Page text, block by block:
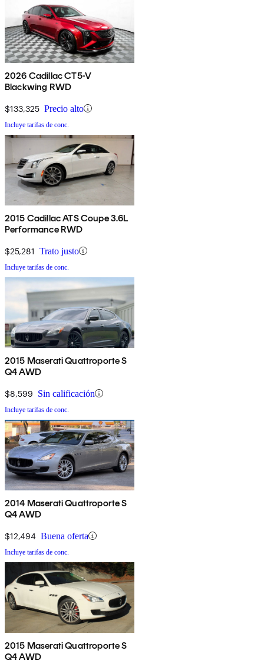
2026 Cadillac CT5-V
Blackwing RWD
$133,325 Precio alto
Incluye tarifas de conc.
2015 Cadillac ATS Coupe 3.6L
Performance RWD
$25,281 Trato justo
Incluye tarifas de conc.
2015 Maserati Quattroporte S
Q4 AWD
$8,599 Sin calificación
Incluye tarifas de conc.
2014 Maserati Quattroporte S
Q4 AWD
$12,494 Buena oferta
Incluye tarifas de conc.
2015 Maserati Quattroporte S
Q4 AWD